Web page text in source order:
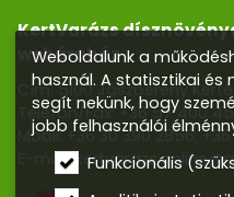
KertVarázs
webáruház
Cím: 5100 Jászberény
Telefon/Fax: +36 57 400
Mobil:+36 30 390 2856,
E-mail:
Weboldalunk a
használ. A statisztikai
segít nekünk, hogy
jobb felhasználói
Funkcionális